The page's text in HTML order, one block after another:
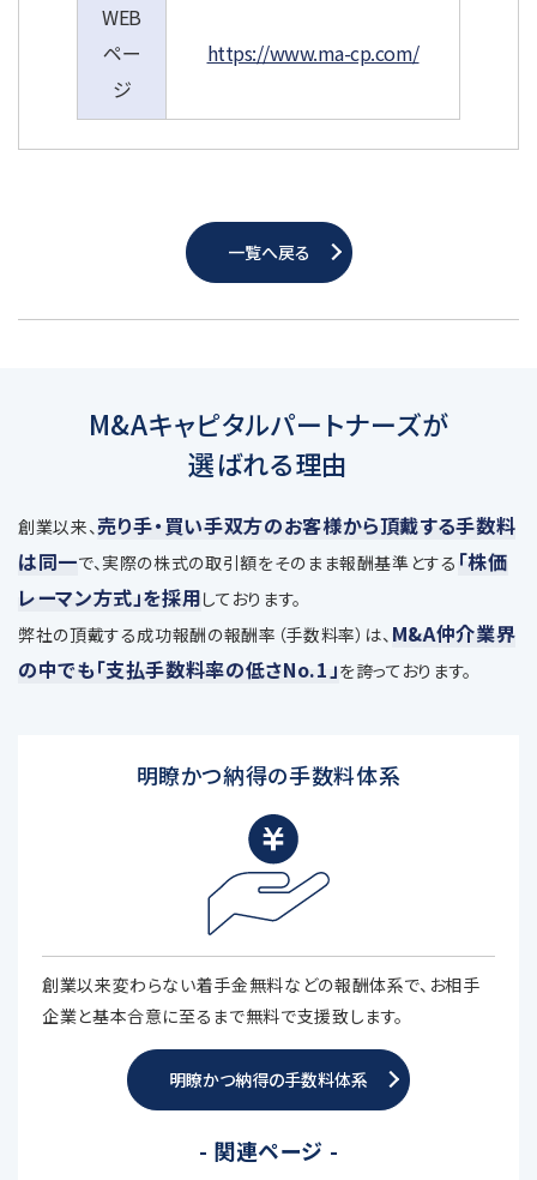
WEB
ペー
ジ
https://www.ma-cp.com/
一覧へ戻る
M&Aキャピタルパートナーズが
選ばれる理由
創業以来、 売り手・買い手双方のお客様から頂戴する手数料
は同一で、実際の株式の取引額をそのまま報酬基準とする 「株価
レーマン方式」を採用しております。
弊社の頂戴する成功報酬の報酬率（手数料率）は、 M&A仲介業界
の中でも「支払手数料率の低さNo.1」を誇っております。
明瞭かつ納得の手数料体系
創業以来変わらない着手金無料などの報酬体系で、お相手
企業と基本合意に至るまで無料で支援致します。
明瞭かつ納得の手数料体系
- 関連ページ -